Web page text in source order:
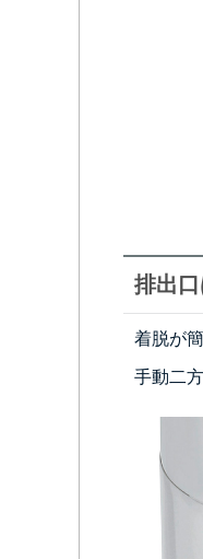
排出
着脱が
手動二